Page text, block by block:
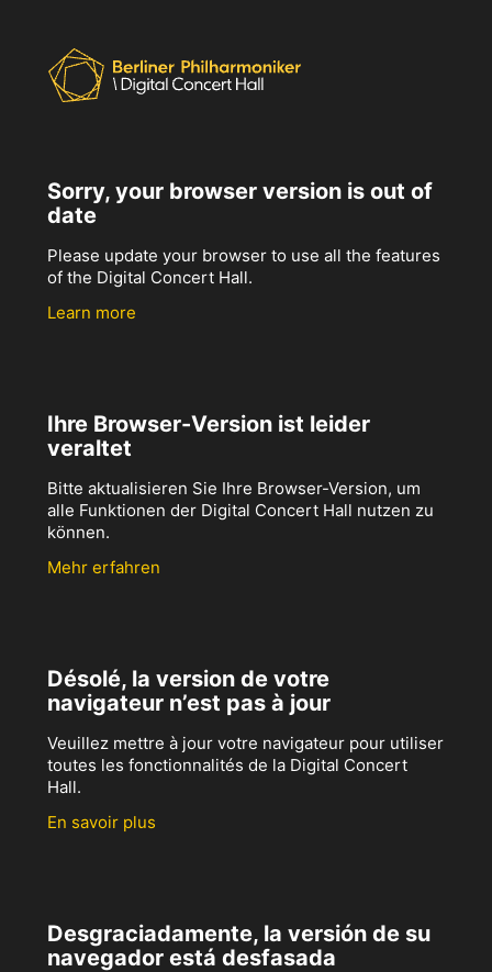
Sorry, your browser version is out of
date
Please update your browser to use all the features
of the Digital Concert Hall.
Learn more
Ihre Browser-Version ist leider
veraltet
Bitte aktualisieren Sie Ihre Browser-Version, um
alle Funktionen der Digital Concert Hall nutzen zu
können.
Mehr erfahren
Désolé, la version de votre
navigateur n’est pas à jour
Veuillez mettre à jour votre navigateur pour utiliser
toutes les fonctionnalités de la Digital Concert
Hall.
En savoir plus
Desgraciadamente, la versión de su
navegador está desfasada